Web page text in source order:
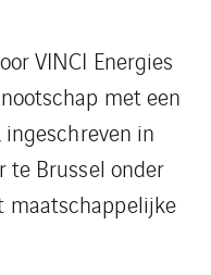
VINCI Energies
met een
in
te Brussel onder
maatschappelijke